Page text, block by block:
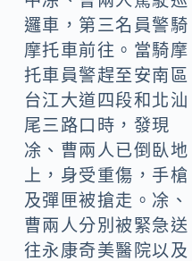
邏車，第三名員警騎
摩托車前往。當騎摩
托車員警趕至安南區
台江大道四段和北汕
尾三路口時，發現
凃、曹兩人已倒臥地
上，身受重傷，手槍
及彈匣被搶走。凃、
曹兩人分別被緊急送
往永康奇美醫院以及